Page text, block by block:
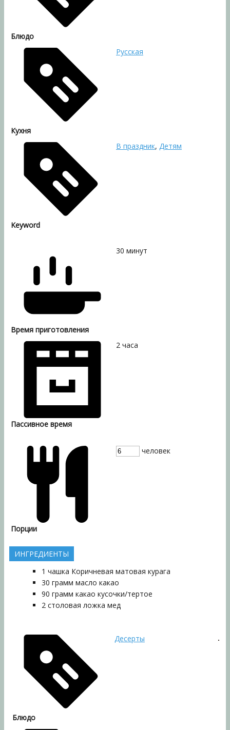
Блюдо
Кухня
Русская
Keyword
В праздник, Детям
Время приготовления
30 минут
Пассивное время
2 часа
Порции
человек
ИНГРЕДИЕНТЫ
1 чашка Коричневая матовая курага
30 грамм масло какао
90 грамм какао кусочки/тертое
2 столовая ложка мед
Блюдо
Десерты